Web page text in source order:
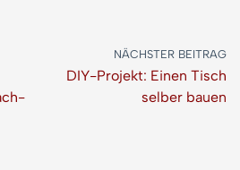
NÄCHSTER BEITRAG
DIY-Projekt: Einen Tisch
selber bauen